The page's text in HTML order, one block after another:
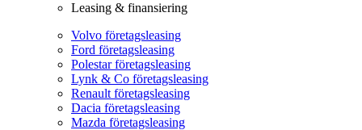
Leasing & finansiering
Volvo företagsleasing
Ford företagsleasing
Polestar företagsleasing
Lynk & Co företagsleasing
Renault företagsleasing
Dacia företagsleasing
Mazda företagsleasing